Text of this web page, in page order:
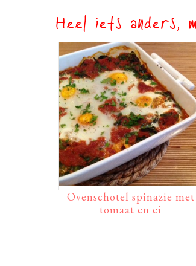
Heel iets anders,
Ovenschotel spinazie met
tomaat en ei